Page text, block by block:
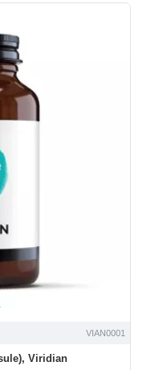
VIAN0001
Viridian